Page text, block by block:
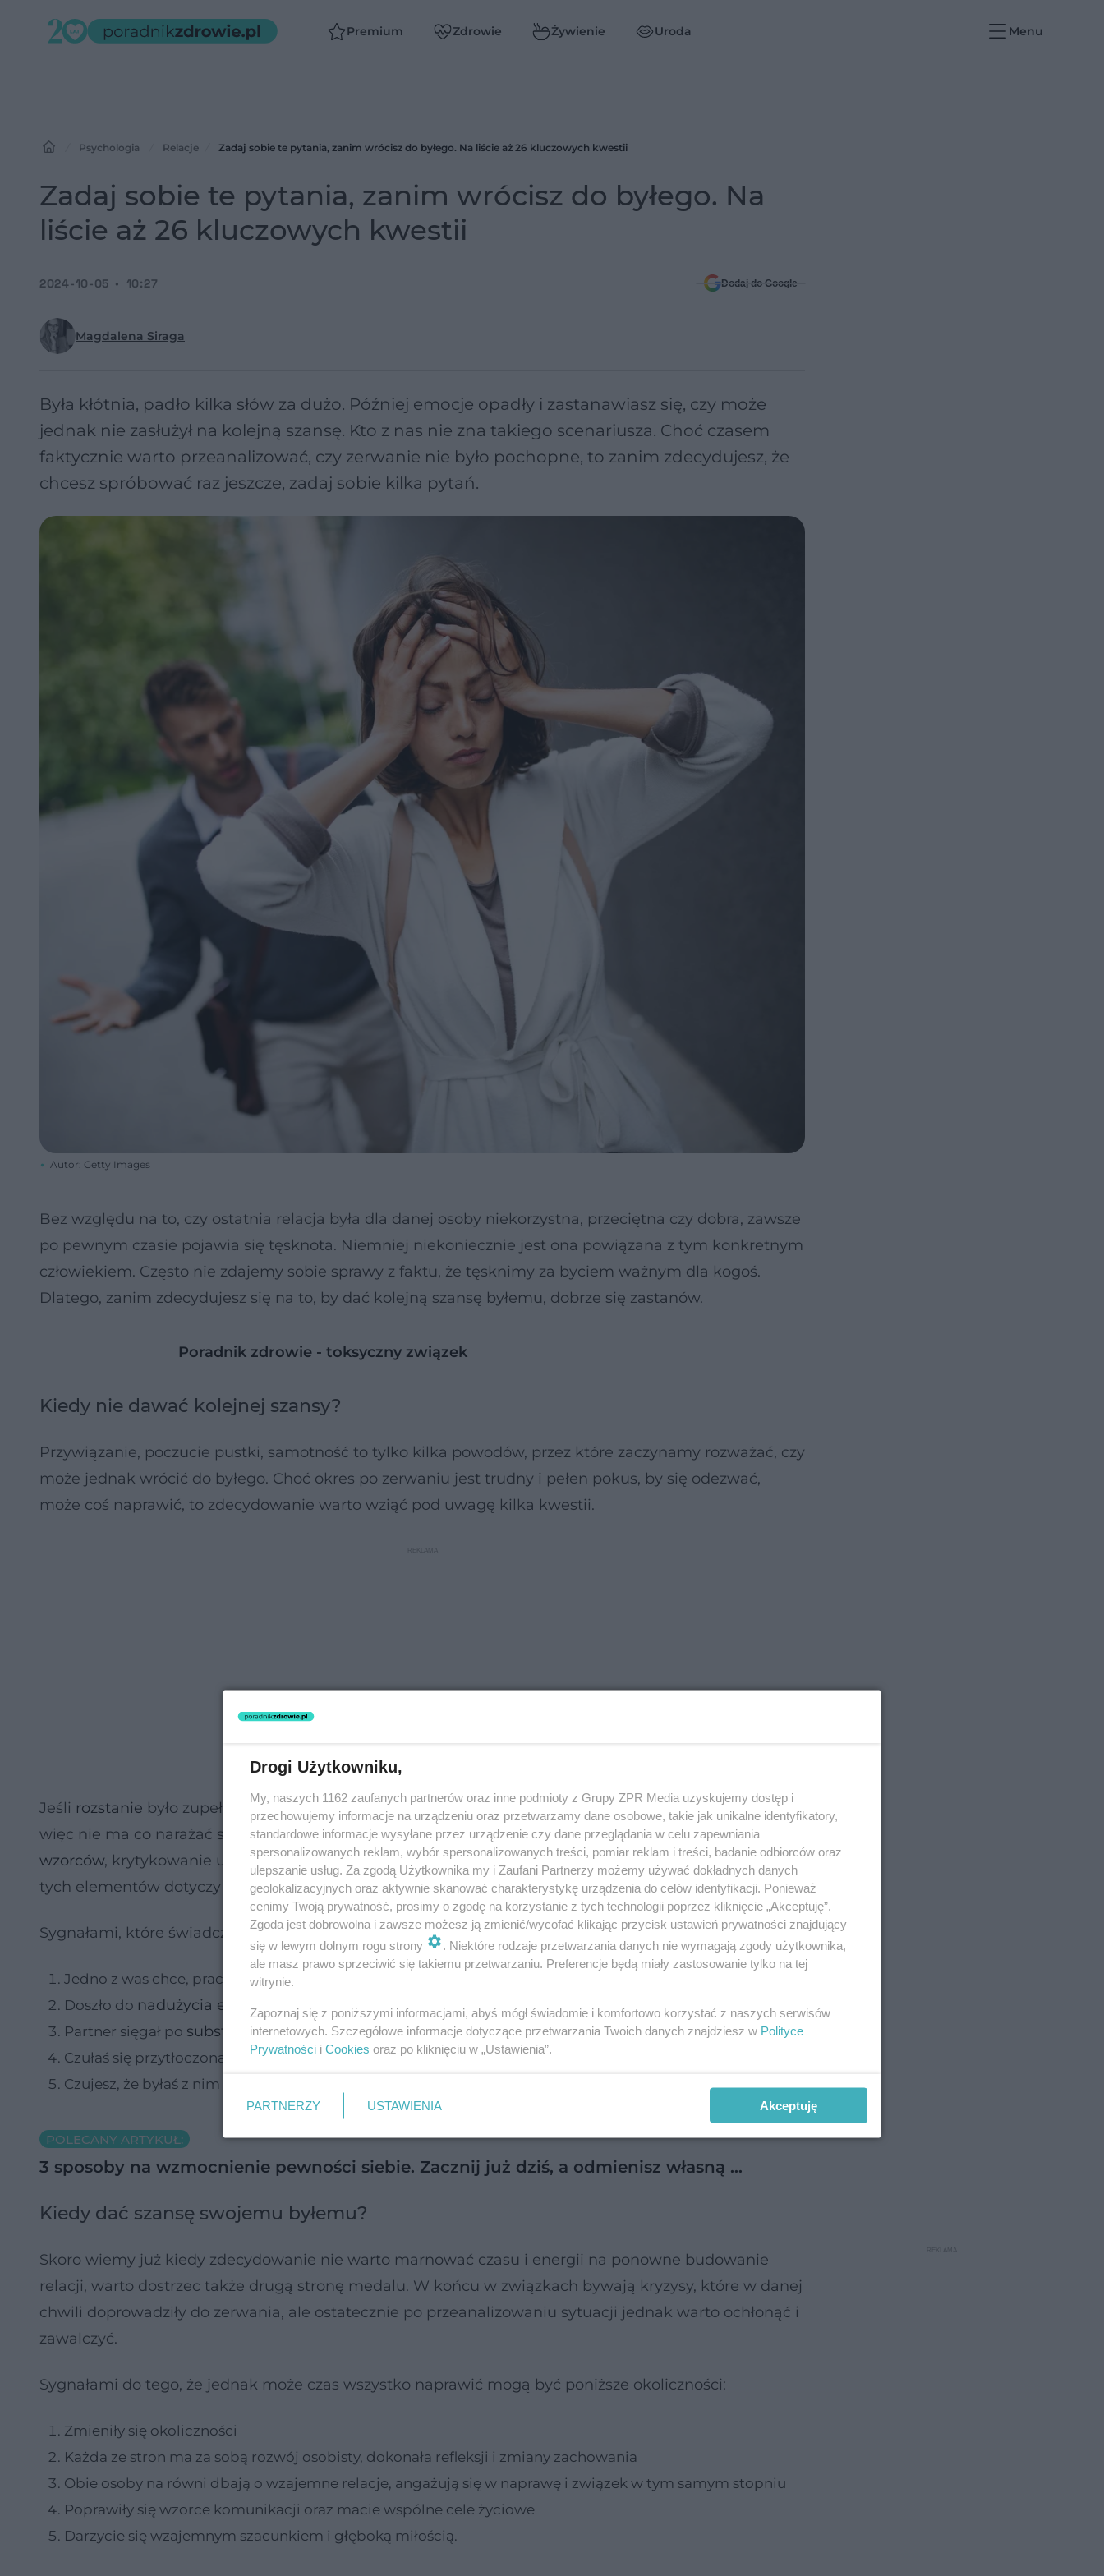
Premium Zdrowie Żywienie Uroda Menu
Psychologia Relacje Zadaj sobie te pytania, zanim wrócisz do byłego. Na liście aż 26 kluczowych kwestii
Zadaj sobie te pytania, zanim wrócisz do byłego. Na
liście aż 26 kluczowych kwestii
Magdalena Siraga
2024-10-05 10:27 Dodaj do Google
Była kłótnia, padło kilka słów za dużo. Później emocje opadły i zastanawiasz się, czy może
jednak nie zasłużył na kolejną szansę. Kto z nas nie zna takiego scenariusza. Choć czasem
faktycznie warto przeanalizować, czy zerwanie nie było pochopne, to zanim zdecydujesz, że
chcesz spróbować raz jeszcze, zadaj sobie kilka pytań.
Autor: Getty Images
Bez względu na to, czy ostatnia relacja była dla danej osoby niekorzystna, przeciętna czy dobra, zawsze
po pewnym czasie pojawia się tęsknota. Niemniej niekoniecznie jest ona powiązana z tym konkretnym
człowiekiem. Często nie zdajemy sobie sprawy z faktu, że tęsknimy za byciem ważnym dla kogoś.
Dlatego, zanim zdecydujesz się na to, by dać kolejną szansę byłemu, dobrze się zastanów.
Poradnik zdrowie - toksyczny związek
Kiedy nie dawać kolejnej szansy?
Przywiązanie, poczucie pustki, samotność to tylko kilka powodów, przez które zaczynamy rozważać, czy
może jednak wrócić do byłego. Choć okres po zerwaniu jest trudny i pełen pokus, by się odezwać,
może coś naprawić, to zdecydowanie warto wziąć pod uwagę kilka kwestii.
Jeśli rozstanie było zupełnie innymi celami życiowymi to wasze drogi prędzej czy później się rozjadą,
więc nie ma co narażać się na jeszcze większy ból. Kolejną wskazówką jest obecnośćniezdrowych
wzorców, krytykowanie umniejszanie, zdrady, przemoc czy rosnący dystans. Jeśli czujesz, że któryś z
tych elementów dotyczy twojej niedawnej relacji, nie żałuj. Puść wolno, zostaw chłopa, żyj w spokoju.
Sygnałami, które świadczą o tym, że nie warto, są również takie okoliczności jak:
Jedno z was chce, pracuje i stara się bardziej
Doszło do nadużycia emocjonalnego
, fizycznego, finansowego, werbalnego
Partner sięgał po substancje odurzające(nadużywał alkoholu, zażywał narkotyków etc.)
Czułaś się przytłoczona huśtawkami emocjonalnymi i niedojrzałością partnera
Czujesz, że byłaś z nim dlatego, że było to “wygodne”, ale nie właściwe dla ciebie.
POLECANY ARTYKUŁ:
3 sposoby na wzmocnienie pewności siebie. Zacznij już dziś, a odmienisz własną …
Kiedy dać szansę swojemu byłemu?
Skoro wiemy już kiedy zdecydowanie nie warto marnować czasu i energii na ponowne budowanie
relacji, warto dostrzec także drugą stronę medalu. W końcu w związkach bywają kryzysy, które w danej
chwili doprowadziły do zerwania, ale ostatecznie po przeanalizowaniu sytuacji jednak warto ochłonąć i
zawalczyć.
Sygnałami do tego, że jednak może czas wszystko naprawić mogą być poniższe okoliczności:
Zmieniły się okoliczności
Każda ze stron ma za sobą rozwój osobisty, dokonała refleksji i zmiany zachowania
Obie osoby na równi dbają o wzajemne relacje, angażują się w naprawę i związek w tym samym stopniu
Poprawiły się wzorce komunikacji oraz macie wspólne cele życiowe
Darzycie się wzajemnym szacunkiem i głęboką miłością.
Drogi Użytkowniku,
My, naszych 1162 zaufanych partnerów oraz inne podmioty z Grupy ZPR Media uzyskujemy dostęp i
przechowujemy informacje na urządzeniu oraz przetwarzamy dane osobowe, takie jak unikalne identyfikatory,
standardowe informacje wysyłane przez urządzenie czy dane przeglądania w celu zapewniania
spersonalizowanych reklam, wybór spersonalizowanych treści, pomiar reklam i treści, badanie odbiorców oraz
ulepszanie usług. Za zgodą Użytkownika my i Zaufani Partnerzy możemy używać dokładnych danych
geolokalizacyjnych oraz aktywnie skanować charakterystykę urządzenia do celów identyfikacji. Ponieważ
cenimy Twoją prywatność, prosimy o zgodę na korzystanie z tych technologii poprzez kliknięcie „Akceptuję”.
Zgoda jest dobrowolna i zawsze możesz ją zmienić/wycofać klikając przycisk ustawień prywatności znajdujący
się w lewym dolnym rogu strony
. Niektóre rodzaje przetwarzania danych nie wymagają zgody użytkownika,
ale masz prawo sprzeciwić się takiemu przetwarzaniu. Preferencje będą miały zastosowanie tylko na tej
witrynie.
Zapoznaj się z poniższymi informacjami, abyś mógł świadomie i komfortowo korzystać z naszych serwisów
internetowych. Szczegółowe informacje dotyczące przetwarzania Twoich danych znajdziesz w Polityce
Prywatności i Cookies oraz po kliknięciu w „Ustawienia”.
PARTNERZY USTAWIENIA Akceptuję